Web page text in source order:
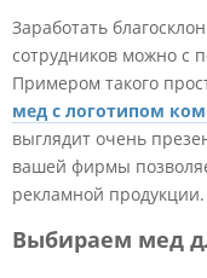
Заработать
сотрудников можно с
Примером такого
мед с логотипом
выглядит очень
вашей фирмы
рекламной продукции.
Выбираем мед